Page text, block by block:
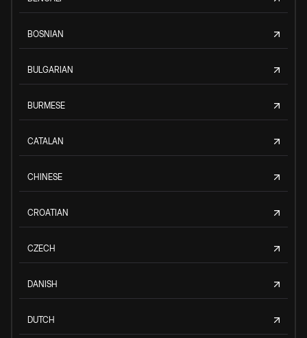
BOSNIAN
BULGARIAN
BURMESE
CATALAN
CHINESE
CROATIAN
CZECH
DANISH
DUTCH